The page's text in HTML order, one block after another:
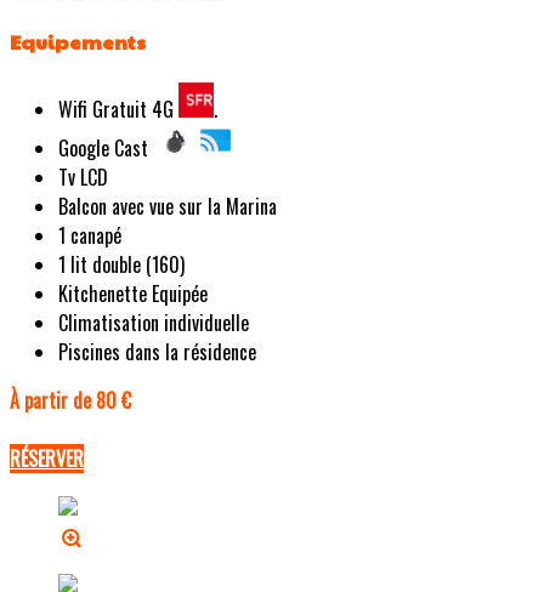
Equipements
Wifi Gratuit 4G
.
Google Cast
Tv LCD
Balcon avec vue sur la Marina
1 canapé
1 lit double (160)
Kitchenette Equipée
Climatisation individuelle
Piscines dans la résidence
À partir de 80 €
RÉSERVER